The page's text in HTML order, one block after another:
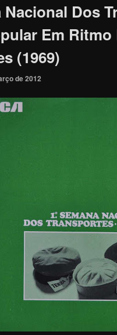
Nacional Dos
Em Ritmo
(1969)
de 2012